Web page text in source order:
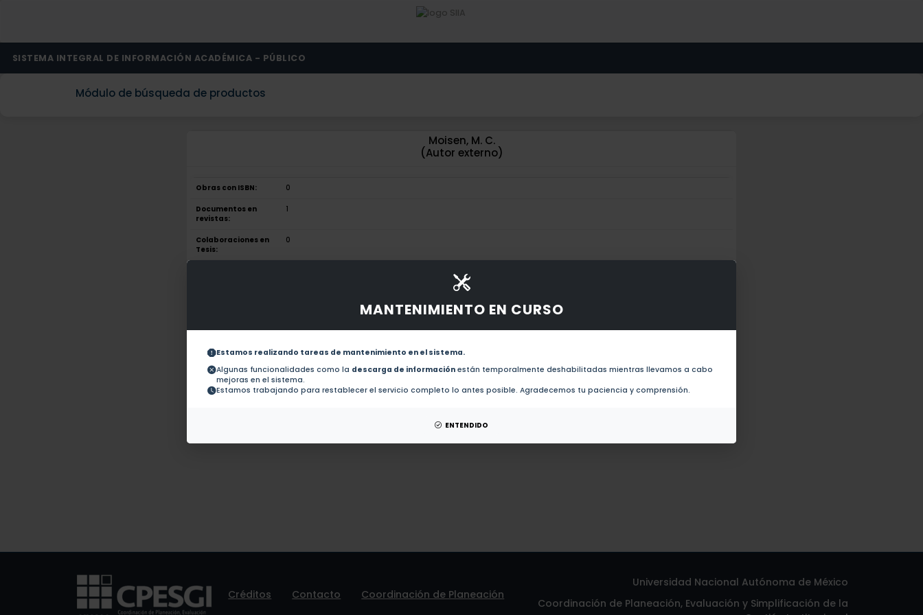
MANTENIMIENTO EN CURSO
Estamos realizando tareas de mantenimiento en el sistema.
Algunas funcionalidades como la descarga de información están temporalmente deshabilitadas mientras llevamos a cabo
mejoras en el sistema.
Estamos trabajando para restablecer el servicio completo lo antes posible. Agradecemos tu paciencia y comprensión.
ENTENDIDO
SISTEMA INTEGRAL DE INFORMACIÓN ACADÉMICA - PÚBLICO
Módulo de búsqueda de productos
Moisen, M. C.
(Autor externo)
Obras con ISBN: 0
Documentos en
revistas:
1
Colaboraciones en
Tesis:
0
No hay obras de este autor.
Colaboraciones en
Tesis:
No hay tesis de este autor.
Créditos Contacto Coordinación de Planeación
Universidad Nacional Autónoma de México
Coordinación de Planeación, Evaluación y Simplificación de la